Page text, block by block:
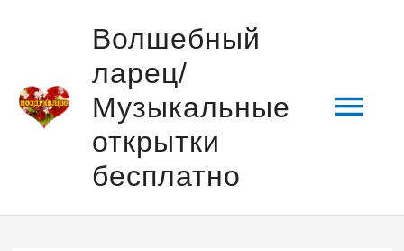
содержимому
Волшебный
ларец/
Музыкальные
открытки
бесплатно